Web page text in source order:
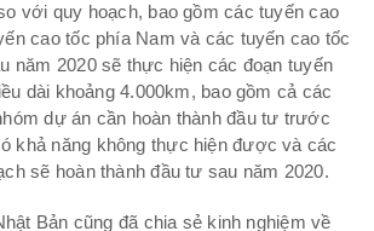
với quy hoạch, bao gồm các tuyến cao
cao tốc phía Nam và các tuyến cao tốc
năm 2020 sẽ thực hiện các đoạn tuyến
dài khoảng 4.000km, bao gồm cả các
dự án cần hoàn thành đầu tư trước
khả năng không thực hiện được và các
sẽ hoàn thành đầu tư sau năm 2020.
Bản cũng đã chia sẻ kinh nghiệm về